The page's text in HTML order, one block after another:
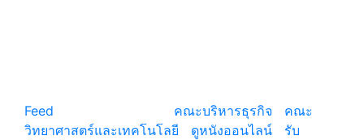
Feed
คณะบริหารธุรกิจ
คณะ
วิทยาศาสตร์และเทคโนโลยี
ดูหนังออนไลน์
รับ